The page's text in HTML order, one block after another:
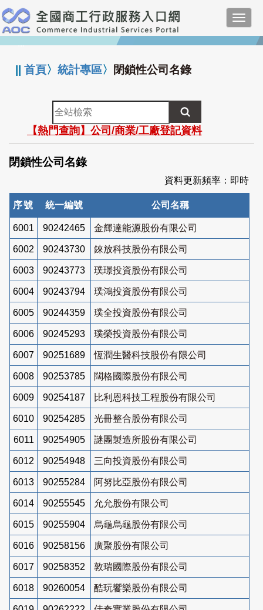
跳
到
主
要
:::
||首頁〉統計專區〉 閉鎖性公司名錄
全
站
檢
索
【熱門查詢】公司/商業/工廠登記資料
閉鎖性公司名錄
資料更新頻率：即時
序號 統一編號 公司名稱
6001 90242465 金輝達能源股份有限公司
6002 90243730 錸放科技股份有限公司
6003 90243773 璞璟投資股份有限公司
6004 90243794 璞鴻投資股份有限公司
6005 90244359 璞全投資股份有限公司
6006 90245293 璞榮投資股份有限公司
6007 90251689 恆潤生醫科技股份有限公司
6008 90253785 闊格國際股份有限公司
6009 90254187 比利恩科技工程股份有限公司
6010 90254285 光冊整合股份有限公司
6011 90254905 謎團製造所股份有限公司
6012 90254948 三向投資股份有限公司
6013 90255284 阿努比亞股份有限公司
6014 90255545 允允股份有限公司
6015 90255904 烏龜烏龜股份有限公司
6016 90258156 廣聚股份有限公司
6017 90258352 敦瑞國際股份有限公司
6018 90260054 酷玩饗樂股份有限公司